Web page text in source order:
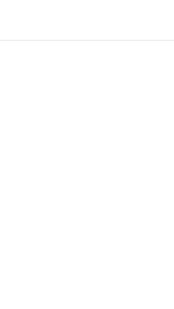
赚米！”